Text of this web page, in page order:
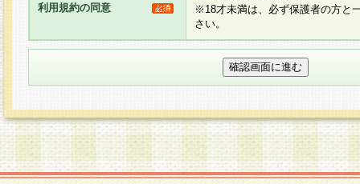
3.当社は、会員の事前の承諾を得ることなく、当
方 法・手段にて、本規約を任意に制定、変更ま
きるものとします。改定後の本規約等は、本規約
に掲示したときに、その 他の諸規定については
てその効力を生じるものとします。
4.本規約は、会員登録希望者による会員登録手続
の当社による会員登録の承認が完了した時点で会
利用規約の同意
※18才未満は、必ず保護者の方と
さい。